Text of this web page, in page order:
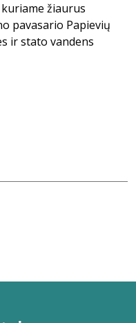
žiaurus
pavasario Papievių
ir stato vandens